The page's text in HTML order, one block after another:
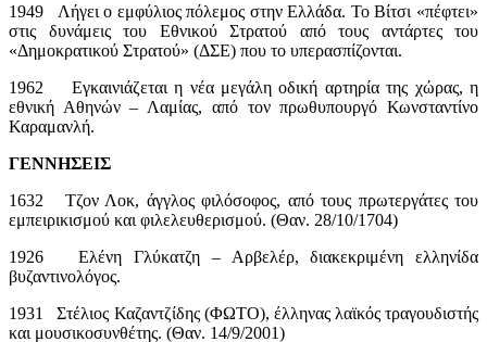
1949 Λήγει ο εμφύλιος πόλεμος στην Ελλάδα. Το Βίτσι «πέφτει»
στις δυνάμεις του Εθνικού Στρατού από τους αντάρτες του
«Δημοκρατικού Στρατού» (ΔΣΕ) που το υπερασπίζονται.
1962 Εγκαινιάζεται η νέα μεγάλη οδική αρτηρία της χώρας, η
εθνική Αθηνών – Λαμίας, από τον πρωθυπουργό Κωνσταντίνο
Καραμανλή.
ΓΕΝΝΗΣΕΙΣ
1632 Τζον Λοκ, άγγλος φιλόσοφος, από τους πρωτεργάτες του
εμπειρικισμού και φιλελευθερισμού. (Θαν. 28/10/1704)
1926 Ελένη Γλύκατζη – Αρβελέρ, διακεκριμένη ελληνίδα
βυζαντινολόγος.
1931 Στέλιος Καζαντζίδης (ΦΩΤΟ), έλληνας λαϊκός τραγουδιστής
και μουσικοσυνθέτης. (Θαν. 14/9/2001)